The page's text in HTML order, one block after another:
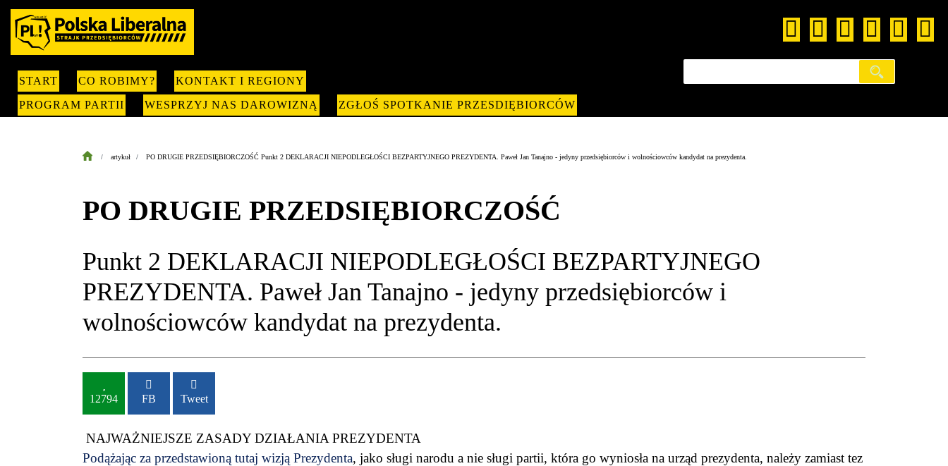
START CO ROBIMY?
KONTAKT I REGIONY
PROGRAM PARTII
WESPRZYJ NAS DAROWIZNĄ ZGŁOŚ SPOTKANIE PRZESDIĘBIORCÓW
artykuł PO DRUGIE PRZEDSIĘBIORCZOŚĆ Punkt 2 DEKLARACJI NIEPODLEGŁOŚCI BEZPARTYJNEGO PREZYDENTA. Paweł Jan Tanajno - jedyny przedsiębiorców i wolnościowców kandydat na prezydenta.
PO DRUGIE PRZEDSIĘBIORCZOŚĆ
Punkt 2 DEKLARACJI NIEPODLEGŁOŚCI BEZPARTYJNEGO
PREZYDENTA. Paweł Jan Tanajno - jedyny przedsiębiorców i
wolnościowców kandydat na prezydenta.
12794 FB Tweet
NAJWAŻNIEJSZE ZASADY DZIAŁANIA PREZYDENTA
Podążając za przedstawioną tutaj wizją Prezydenta, jako sługi narodu a nie sługi partii, która go wyniosła na urząd prezydenta, należy zamiast tez